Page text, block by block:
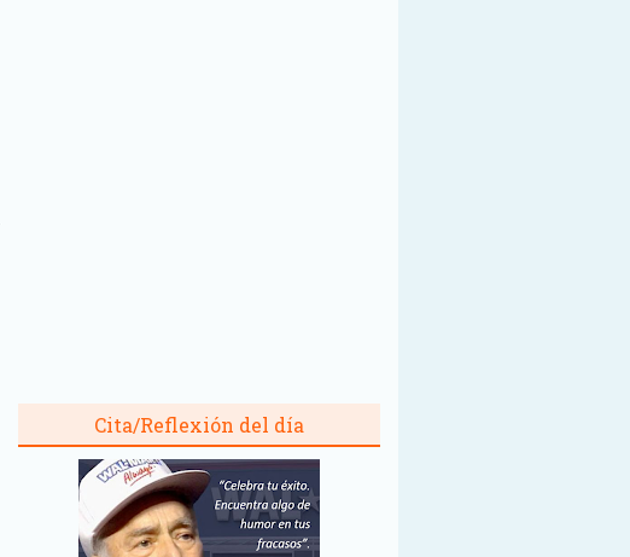
Cita/Reflexión del día